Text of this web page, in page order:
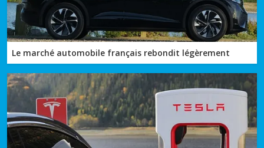
Le marché automobile français rebondit légèrement